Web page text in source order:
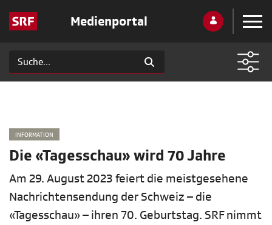
Medienportal
INFORMATION
Die «Tagesschau» wird 70 Jahre
Am 29. August 2023 feiert die meistgesehene
Nachrichtensendung der Schweiz – die
«Tagesschau» – ihren 70. Geburtstag. SRF nimmt